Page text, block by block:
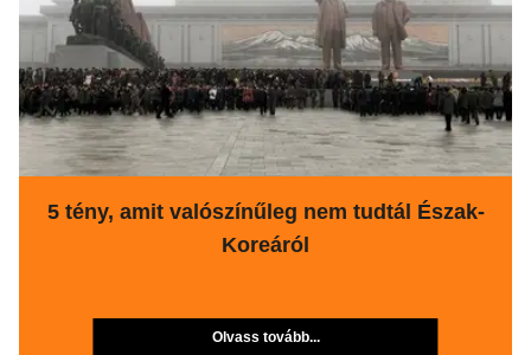
5 tény, amit valószínűleg nem tudtál Észak-
Koreáról
Olvass tovább...